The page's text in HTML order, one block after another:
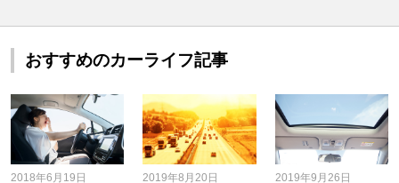
おすすめのカーライフ記事
2018年6月19日 2019年8月20日 2019年9月26日